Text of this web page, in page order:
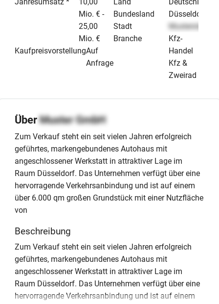
Mio. € -
25,00
Mio. €
KaufpreisvorstellungAuf
Anfrage
Bundesland
Düsseldorf
Stadt
Musterstadt
Branche
Kfz-
Handel
Kfz &
Zweirad
ÜberMuster GmbH
Zum Verkauf steht ein seit vielen Jahren erfolgreich
geführtes, markengebundenes Autohaus mit
angeschlossener Werkstatt in attraktiver Lage im
Raum Düsseldorf. Das Unternehmen verfügt über eine
hervorragende Verkehrsanbindung und ist auf einem
über 6.000 qm großen Grundstück mit einer Nutzfläche
von
Beschreibung
Zum Verkauf steht ein seit vielen Jahren erfolgreich
geführtes, markengebundenes Autohaus mit
angeschlossener Werkstatt in attraktiver Lage im
Raum Düsseldorf. Das Unternehmen verfügt über eine
hervorragende Verkehrsanbindung und ist auf einem